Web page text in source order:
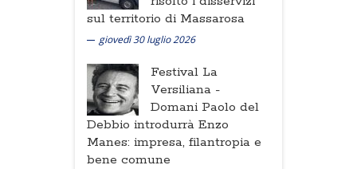
sul territorio di Massarosa
giovedì 30 luglio 2026
Festival La
Versiliana -
Domani Paolo del
Debbio introdurrà Enzo
Manes: impresa, filantropia e
bene comune